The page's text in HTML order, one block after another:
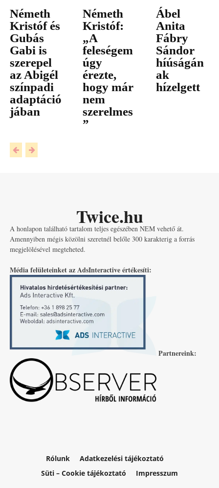
Németh
Kristóf és
Gubás
Gabi is
szerepel
az Abigél
színpadi
adaptáció
jában
Németh
Kristóf:
„A
feleségem
úgy
érezte,
hogy már
nem
szerelmes
”
Ábel
Anita
Fábry
Sándor
híúságán
ak
hízelgett
Twice.hu
A honlapon található tartalom teljes egészében NEM vehető át.
Amennyiben mégis közölni szeretnél belőle 300 karakterig a forrás
megjelölésével megteheted.
Média felületeinket az AdsInteractive értékesíti:
Partnereink:
Rólunk
Adatkezelési tájékoztató
Süti – Cookie tájékoztató
Impresszum